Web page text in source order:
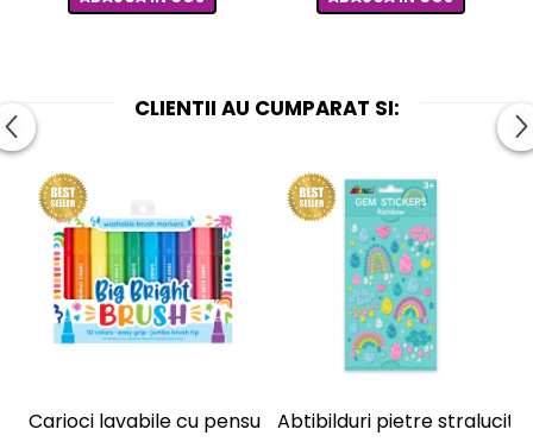
CLIENTII AU CUMPARAT SI:
Carioci lavabile cu pensula, Big Bright Brush, set 10
Abtibilduri pietre